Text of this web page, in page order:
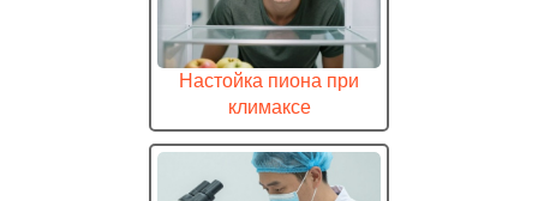
Настойка пиона при
климаксе